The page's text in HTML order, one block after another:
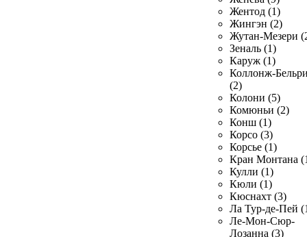
Жентод (1)
Жингэн (2)
Жутан-Мезери
Зеналь (1)
Каруж (1)
Коллонж-
(2)
Колони (5)
Комюньи (2)
Конш (1)
Корсо (3)
Корсье (1)
Кран Монтана
Кулли (1)
Кюли (1)
Кюснахт (3)
Ла Тур-де-Пей
Ле-Мон-Сюр-
Лозанна (3)